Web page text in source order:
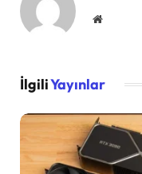
Website
İlgiliYayınlar